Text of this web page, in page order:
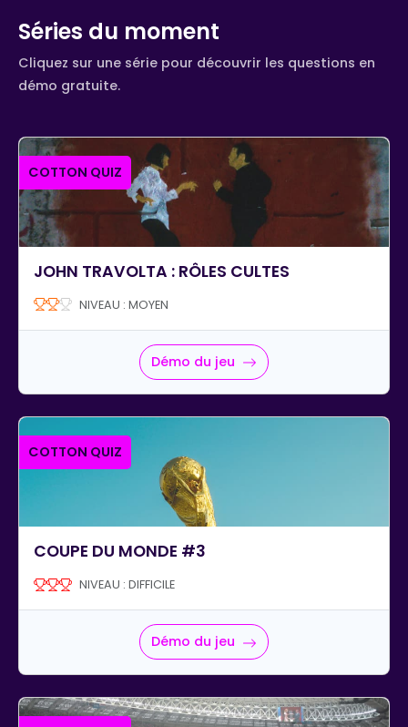
Séries du moment
Cliquez sur une série pour découvrir les questions en
démo gratuite.
COTTON QUIZ
JOHN TRAVOLTA : RÔLES CULTES
NIVEAU : MOYEN
Démo du jeu
COTTON QUIZ
COUPE DU MONDE #3
NIVEAU : DIFFICILE
Démo du jeu